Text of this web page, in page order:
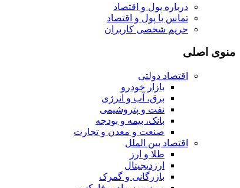
درباره پول و اقتصاد
تماس با پول و اقتصاد
حریم شخصی کاربران
منوی اصلی
اقتصاد دولتی
بازار خودرو
برق، آب و انرژی
نفت و پتروشیمی
بانک، بیمه و بودجه
صنعت و معدن و تجارت
اقتصاد بین الملل
طلا و ارز
ارزدیجیتال
بازرگانی و گمرک